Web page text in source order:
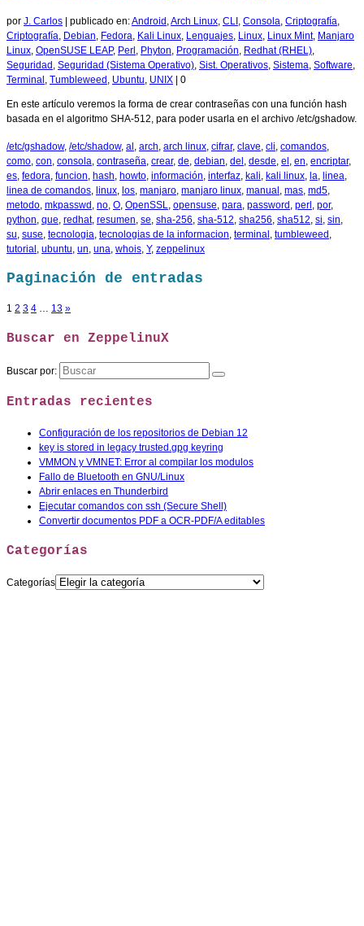
por J. Carlos publicado en:Android ,Arch Linux, CLI , Consola, Criptografía,
Criptografía, Debian, Fedora, Kali Linux, Lenguajes, Linux, Linux Mint, Manjaro
Linux, OpenSUSE LEAP, Perl , Phyton, Programación, Redhat (RHEL),
Seguridad , Seguridad (Sistema Operativo), Sist. Operativos, Sistema, Software,
Terminal , Tumbleweed , Ubuntu, UNIX 0
En este artículo veremos la forma de crear contraseñas con una función hash
basada en el algoritmo SHA-512, para poder usarla en el archivo /etc/gshadow.
/etc/gshadow, /etc/shadow, al , arch, arch linux, cifrar, clave, cli, comandos,
como, con, consola, contraseña, crear, de, debian, del , desde, el , en, encriptar,
es, fedora, funcion, hash, howto, información, interfaz, kali, kali linux, la, linea,
linea de comandos, linux, los, manjaro, manjaro linux, manual , mas, md5,
metodo, mkpasswd , no, O, OpenSSL, opensuse, para, password , perl , por,
python, que, redhat, resumen, se, sha-256, sha-512, sha256, sha512, si, sin,
su, suse, tecnologia, tecnologias de la informacion, terminal , tumbleweed ,
tutorial , ubuntu, un, una, whois, Y, zeppelinux
Paginación de entradas
1 2 3 4 13 »
Buscar en ZeppelinuX
Buscar por:
Entradas recientes
Configuración de los repositorios de Debian 12
key is stored in legacy trusted.gpg keyring
VMMON y VMNET: Error al compilar los modulos
Fallo de Bluetooth en GNU/Linux
Abrir enlaces en Thunderbird
Ejecutar comandos con ssh (Secure Shell)
Convertir documentos PDF a OCR-PDF/A editables
Categorías
Categorías